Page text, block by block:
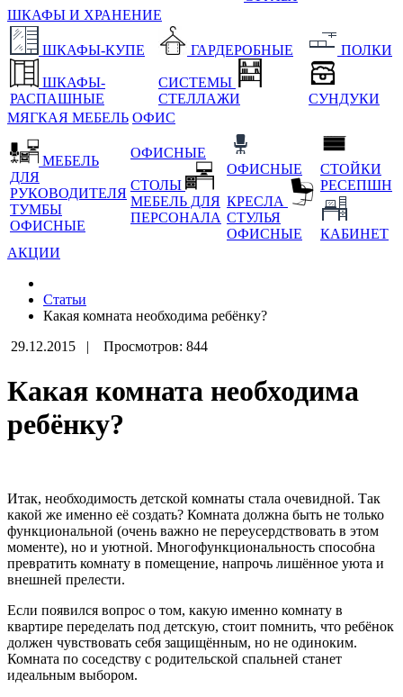
ШКАФЫ И ХРАНЕНИЕ
ШКАФЫ-КУПЕ
ШКАФЫ-
РАСПАШНЫЕ
ГАРДЕРОБНЫЕ
СИСТЕМЫ
СТЕЛЛАЖИ
ПОЛКИ
СУНДУКИ
МЯГКАЯ МЕБЕЛЬ ОФИС
МЕБЕЛЬ
ДЛЯ
РУКОВОДИТЕЛЯ
ТУМБЫ
ОФИСНЫЕ
ОФИСНЫЕ
СТОЛЫ
МЕБЕЛЬ ДЛЯ
ПЕРСОНАЛА
ОФИСНЫЕ
КРЕСЛА
СТУЛЬЯ
ОФИСНЫЕ
СТОЙКИ
РЕСЕПШН
КАБИНЕТ
АКЦИИ
Статьи
Какая комната необходима ребёнку?
29.12.2015 |
Просмотров: 844
Какая комната необходима
ребёнку?
Итак, необходимость детской комнаты стала очевидной. Так
какой же именно её создать? Комната должна быть не только
функциональной (очень важно не переусердствовать в этом
моменте), но и уютной. Многофункциональность способна
превратить комнату в помещение, напрочь лишённое уюта и
внешней прелести.
Если появился вопрос о том, какую именно комнату в
квартире переделать под детскую, стоит помнить, что ребёнок
должен чувствовать себя защищённым, но не одиноким.
Комната по соседству с родительской спальней станет
идеальным выбором.